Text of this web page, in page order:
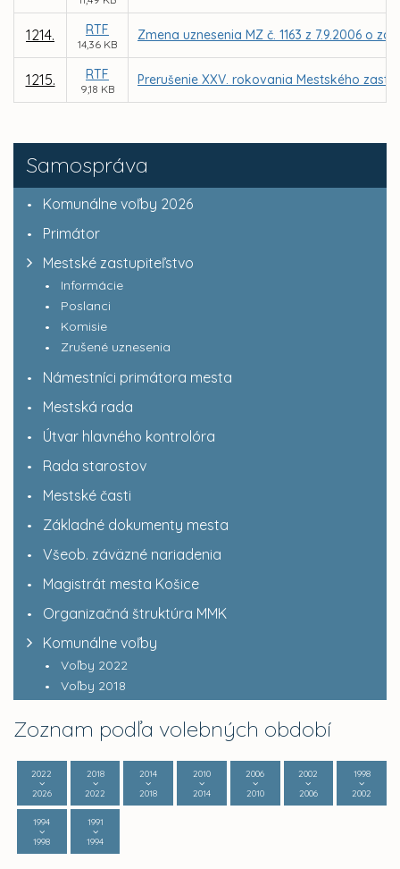
Samospráva
Komunálne voľby 2026
Primátor
Mestské zastupiteľstvo
Informácie
Poslanci
Komisie
Zrušené uznesenia
Námestníci primátora mesta
Mestská rada
Útvar hlavného kontrolóra
Rada starostov
Mestské časti
Základné dokumenty mesta
Všeob. záväzné nariadenia
Magistrát mesta Košice
Organizačná štruktúra MMK
Komunálne voľby
Voľby 2022
Voľby 2018
Zoznam podľa volebných období
2022
2026
2018
2022
2014
2018
2010
2014
2006
2010
2002
2006
1998
2002
1994
1998
1991
1994
1214. RTF
14,36 KB
Zmena uznesenia MZ č. 1163 z 7.9.2006 o
1215. RTF
9,18 KB
Prerušenie XXV. rokovania Mestského